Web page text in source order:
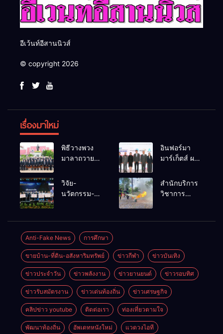
อีเว้นท์อีสานนิวส์
© copyright 2026
เรื่องมาใหม่
พิธีวางพวง
มาลาถวาย
เนื่องในวันรพี
ประจำปี
ฟุตบอลวันรพี
เพื่อเชื่อม
ความสัมพันธ์
อันดีของ
หน่วยงานใน
กระบวนการ
ยุติธรรม
อินฟอร์มา
มาร์เก็ตส์ ผนึก
ธุรกิจท่อง
เที่ยว-บริการ
Thailand
สร้างโอกาส
ธุรกิจครบ
วงจร ด้วยครับ
วิจัย-
นวัตกรรม-
ไทย และพลัง
ขับเคลื่อน
เศรษฐกิจ
ประเทศ
สำนักบริการ
วิชาการ
ศักยภาพเจ้า
หน้าที่ท้องถิ่น
รับมืออัคคีภัย
ตามมาตรฐาน
สากล
Anti-Fake News การศึกษา
ขายบ้าน-ที่ดิน-อสังหาริมทรัพย์ ข่าวกีฬา ข่าวบันเทิง
ข่าวประจำวัน ข่าวพลังงาน ข่าวยานยนต์ ข่าวรอบทิศ
ข่าวรับสมัตรงาน ข่าวเด่นท้องถิ่น ข่าวเศรษฐกิจ
คลิปข่าว youtube ติดต่อเรา ท่องเที่ยวตามใจ
พัฒนาท้องถิ่น อัพเดทหนังใหม่ แวดวงไอที